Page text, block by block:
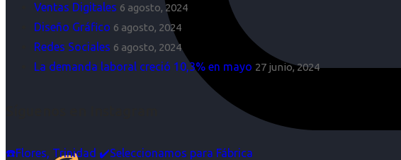
Ventas Digitales 6 agosto, 2024
Diseño Gráfico 6 agosto, 2024
Redes Sociales 6 agosto, 2024
La demanda laboral creció 10,3% en mayo 27 junio, 2024
☎️Flores, Trinidad ✔️Seleccionamos para Fábrica